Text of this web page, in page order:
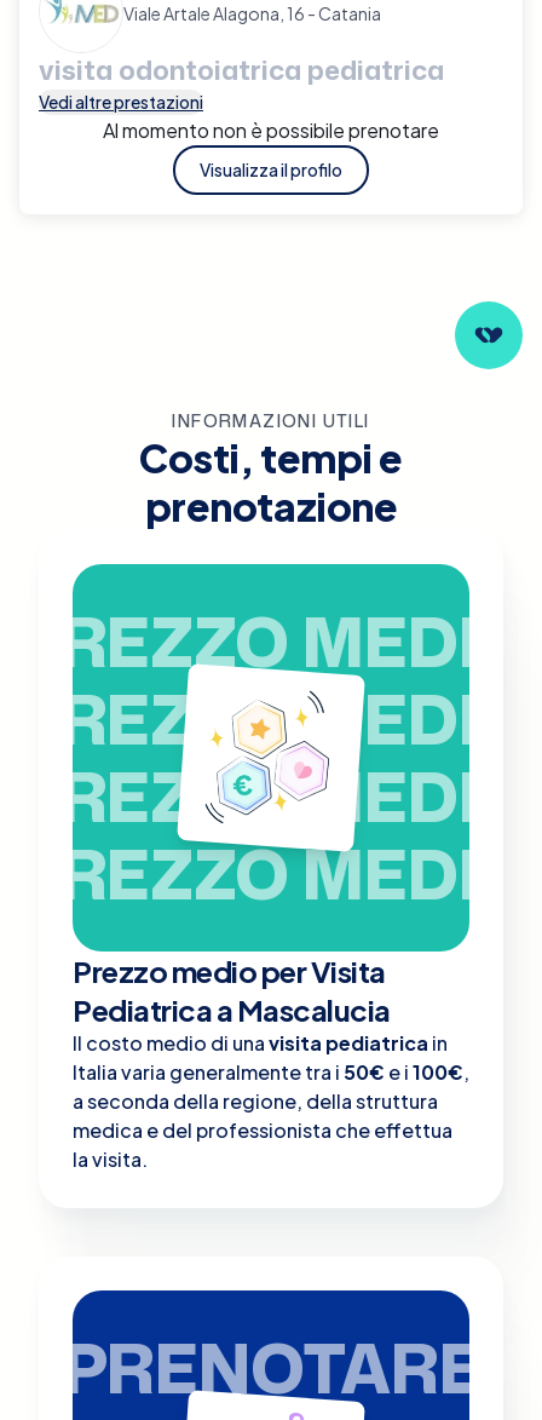
Viale Artale Alagona, 16 - Catania
visita odontoiatrica pediatrica
Vedi altre prestazioni
Al momento non è possibile prenotare
Visualizza il profilo
INFORMAZIONI UTILI
Costi, tempi e
prenotazione
PREZZO MEDIO
PREZZO MEDIO
PREZZO MEDIO
PREZZO MEDIO
Prezzo medio per Visita
Pediatrica a Mascalucia
Il costo medio di unavisita pediatrica in
Italia varia generalmente tra i 50€ e i100€,
a seconda della regione, della struttura
medica e del professionista che effettua
la visita.
PRENOTARE